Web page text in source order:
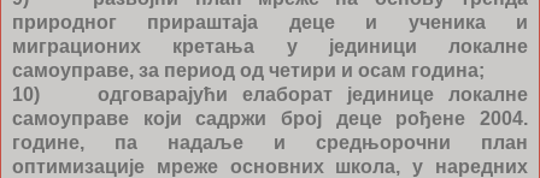
природног прираштаја деце и ученика и
миграционих кретања у јединици локалне
самоуправе, за период од четири и осам година;
10) одговарајући елаборат јединице локалне
самоуправе који садржи број деце рођене 2004.
године, па надаље и средњорочни план
оптимизације мреже основних школа, у наредних